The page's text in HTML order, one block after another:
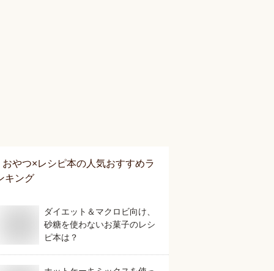
おやつ×レシピ本の人気おすすめラ
キング
ダイエット＆マクロビ向け、
砂糖を使わないお菓子のレシ
ピ本は？